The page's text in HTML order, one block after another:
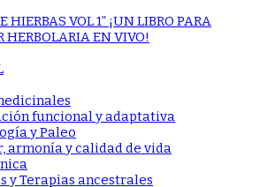
HIERBAS VOL 1” ¡UN LIBRO PARA
HERBOLARIA EN VIVO!
funcional y adaptativa
y Paleo
armonía y calidad de vida
y Terapias ancestrales